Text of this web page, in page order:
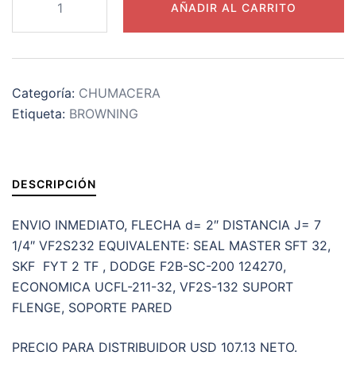
CHUMACERA
BROWNING
2
TORNILLOS
AÑADIR AL CARRITO
Categoría: CHUMACERA
Etiqueta: BROWNING
DESCRIPCIÓN
ENVIO INMEDIATO, FLECHA d= 2″ DISTANCIA J= 7
1/4″ VF2S232 EQUIVALENTE: SEAL MASTER SFT 32,
SKF FYT 2 TF , DODGE F2B-SC-200 124270,
ECONOMICA UCFL-211-32, VF2S-132 SUPORT
FLENGE, SOPORTE PARED
PRECIO PARA DISTRIBUIDOR USD 107.13 NETO.